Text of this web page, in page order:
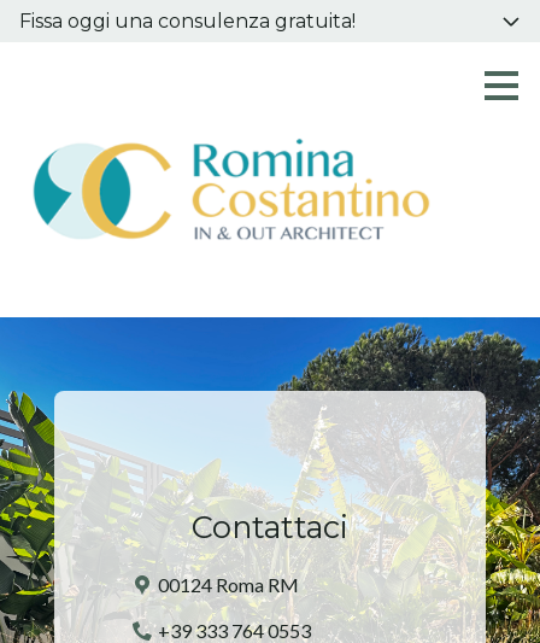
Passa
Fissa oggi una consulenza gratuita!
Contattaci
00124 Roma RM
+39 333 764 0553